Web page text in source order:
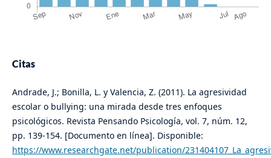
Citas
Andrade, J.; Bonilla, L. y Valencia, Z. (2011). La agresividad
escolar o bullying: una mirada desde tres enfoques
psicológicos. Revista Pensando Psicología, vol. 7, núm. 12,
pp. 139-154. [Documento en línea]. Disponible:
https://www.researchgate.net/publication/